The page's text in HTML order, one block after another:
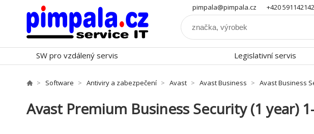
pimpala@pimpala.cz +420 591142142
SW pro vzdálený servis Legislativní servis
Software Antiviry a zabezpečení Avast Avast Business Avast Business
Avast Premium Business Security (1 year)